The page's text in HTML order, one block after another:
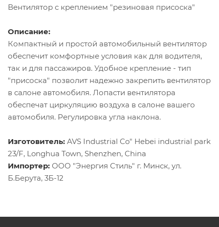
Вентилятор с креплением "резиновая присоска"
Описание:
Компактный и простой автомобильный вентилятор
обеспечит комфортные условия как для водителя,
так и для пассажиров. Удобное крепление - тип
"присоска" позволит надежно закрепить вентилятор
в салоне автомобиля. Лопасти вентилятора
обеспечат циркуляцию воздуха в салоне вашего
автомобиля. Регулировка угла наклона.
Изготовитель: AVS Industrial Co" Hebei industrial park
23/F, Longhua Town, Shenzhen, China
Импортер: ООО "Энергия Стиль" г. Минск, ул.
Б.Берута, 3Б-12